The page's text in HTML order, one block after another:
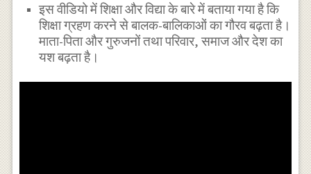
इस वीडियो में शिक्षा और विद्या के बारे में बताया गया है कि
शिक्षा ग्रहण करने से बालक-बालिकाओं का गौरव बढ़ता है।
माता-पिता और गुरुजनों तथा परिवार, समाज और देश का
यश बढ़ता है।